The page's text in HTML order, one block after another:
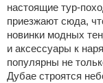
настоящие тур-
приезжают сюда,
новинки модных
и аксессуары к
популярны не
Дубае строятся